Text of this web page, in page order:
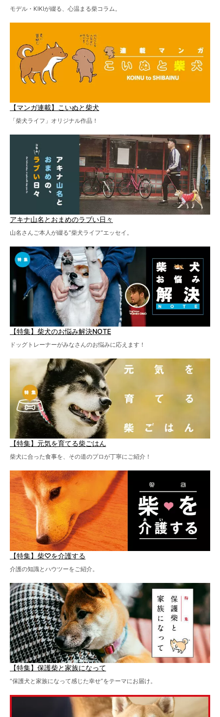
モデル・KIKIが綴る、心温まる柴コラム。
【マンガ連載】こいぬと柴犬
「柴犬ライフ」オリジナル作品！
アキナ山名とおまめのラブい日々
山名さんご本人が綴る“柴犬ライフ”エッセイ。
【特集】柴犬のお悩み解決NOTE
ドッグトレーナーがみなさんのお悩みに応えます！
【特集】元気を育てる柴ごはん
柴犬に合った食事を、その道のプロが丁寧にご紹介！
【特集】柴♡を介護する
介護の知識とハウツーをご紹介。
【特集】保護柴と家族になって
“保護犬と家族になって感じた幸せ”をテーマにお届け。